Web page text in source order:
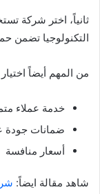
ثانياً، اختر شركة
التكنولوجيا تضمن
من المهم أيضاً
خدمة عملاء
ضمانات جودة
أسعار منافسة
شاهد مقالة ايضاً: